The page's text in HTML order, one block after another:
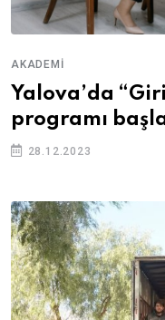
AKADEMI
Yalova’da
programı
28.12.2023